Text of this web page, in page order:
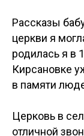
Рассказы
церкви я
родилась я в
Кирсановке
в памяти
Церковь в
отличной